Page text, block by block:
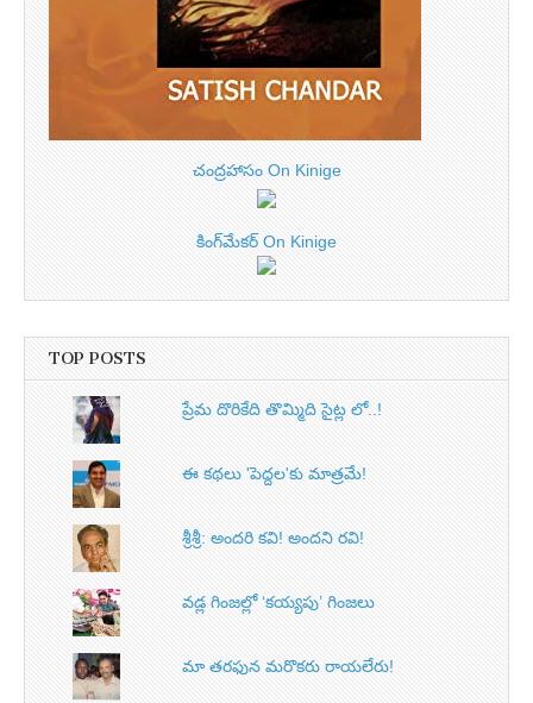
చంద్రహాసం On Kinige
కింగ్‌మేకర్ On Kinige
TOP POSTS
ప్రేమ దొరికేది తొమ్మిది సైట్ల లో..!
ఈ కథలు 'పెద్దల'కు మాత్రమే!
శ్రీశ్రీ: అందరి కవి! అందని రవి!
వడ్ల గింజల్లో ‘కయ్యపు’ గింజలు
మా తరఫున మరొకరు రాయలేరు!